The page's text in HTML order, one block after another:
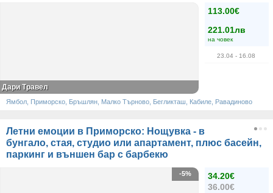
113.00€
221.01лв
на човек
23.04 - 16.08
Дари Травел
Ямбол, Приморско, Бръшлян, Малко Търново, Бегликташ, Кабиле, Равадиново
Летни емоции в Приморско: Нощувка - в
бунгало, стая, студио или апартамент, плюс басейн,
паркинг и външен бар с барбекю
34.20€
36.00€
-5%